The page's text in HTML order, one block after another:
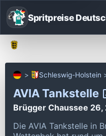
Spritpreise
Schleswig-Holstein
AVIA Tankstelle
Brügger Chaussee
Die AVIA Tankstelle in